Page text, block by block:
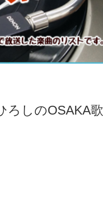
ろしのOSAKA